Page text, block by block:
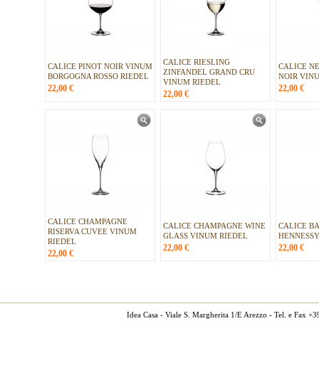
CALICE PINOT NOIR VINUM
BORGOGNA ROSSO RIEDEL
22,00 €
CALICE RIESLING
ZINFANDEL GRAND CRU
VINUM RIEDEL
22,00 €
CALICE
NOIR
22,00 €
CALICE CHAMPAGNE
RISERVA CUVEE VINUM
RIEDEL
22,00 €
CALICE CHAMPAGNE WINE
GLASS VINUM RIEDEL
22,00 €
CALICE
22,00 €
Idea Casa - Viale S. Margherita 1/E Arezzo - Tel. e Fax